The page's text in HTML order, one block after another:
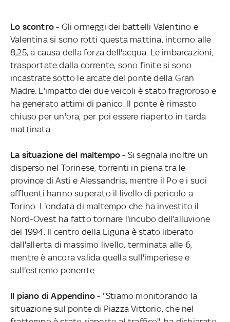
Lo scontro- Gli ormeggi dei battelli Valentino e
Valentina si sono rotti questa mattina, intorno alle
8,25, a causa della forza dell'acqua. Le imbarcazioni,
trasportate dalla corrente, sono finite si sono
incastrate sotto le arcate del ponte della Gran
Madre. L'impatto dei due veicoli è stato fragroroso e
ha generato attimi di panico. Il ponte è rimasto
chiuso per un'ora, per poi essere riaperto in tarda
mattinata.
La situazione del maltempo- Si segnala inoltre un
disperso nel Torinese, torrenti in piena tra le
province di Asti e Alessandria, mentre il Po e i suoi
affluenti hanno superato il livello di pericolo a
Torino. L'ondata di maltempo che ha investito il
Nord-Ovest ha fatto tornare l'incubo dell'alluvione
del 1994. Il centro della Liguria è stato liberato
dall'allerta di massimo livello, terminata alle 6,
mentre è ancora valida quella sull'imperiese e
sull'estremo ponente.
Il piano di Appendino- "Stiamo monitorando la
situazione sul ponte di Piazza Vittorio, che nel